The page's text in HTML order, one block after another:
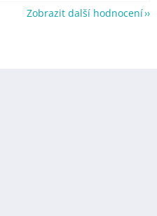
Zobrazit další hodnocení